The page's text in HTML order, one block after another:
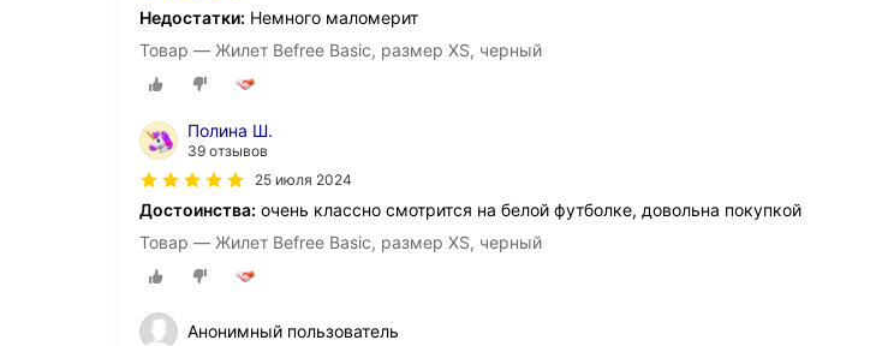
Недостатки: Немного маломерит
Товар — Жилет Befree Basic, размер XS, черный
Полина Ш.
39 отзывов
25 июля 2024
Достоинства: очень классно смотрится на белой футболке, довольна покупкой
Товар — Жилет Befree Basic, размер XS, черный
Анонимный пользователь